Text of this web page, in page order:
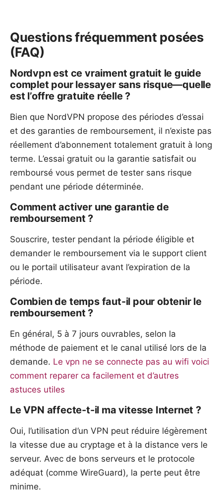
Questions fréquemment posées
(FAQ)
Nordvpn est ce vraiment gratuit le guide
complet pour lessayer sans risque—quelle
est l’offre gratuite réelle ?
Bien que NordVPN propose des périodes d’essai
et des garanties de remboursement, il n’existe pas
réellement d’abonnement totalement gratuit à long
terme. L’essai gratuit ou la garantie satisfait ou
remboursé vous permet de tester sans risque
pendant une période déterminée.
Comment activer une garantie de
remboursement ?
Souscrire, tester pendant la période éligible et
demander le remboursement via le support client
ou le portail utilisateur avant l’expiration de la
période.
Combien de temps faut-il pour obtenir le
remboursement ?
En général, 5 à 7 jours ouvrables, selon la
méthode de paiement et le canal utilisé lors de la
demande. Le vpn ne se connecte pas au wifi voici
comment reparer ca facilement et d’autres
astuces utiles
Le VPN affecte-t-il ma vitesse Internet ?
Oui, l’utilisation d’un VPN peut réduire légèrement
la vitesse due au cryptage et à la distance vers le
serveur. Avec de bons serveurs et le protocole
adéquat (comme WireGuard), la perte peut être
minime.